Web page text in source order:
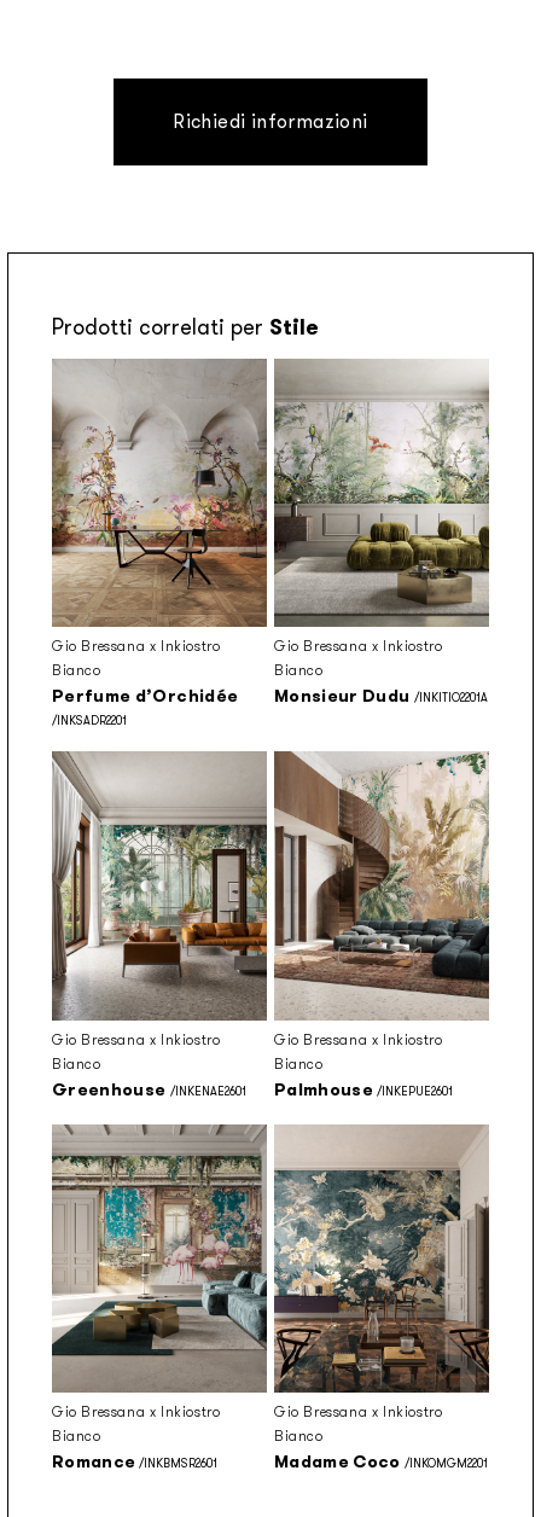
Richiedi informazioni
Prodotti correlati per Stile
Gio Bressana x Inkiostro
Bianco
Perfume d’Orchidée
/INKSADR2201
Gio Bressana x Inkiostro
Bianco
Monsieur Dudu /INKITIO2201A
Gio Bressana x Inkiostro
Bianco
Greenhouse /INKENAE2601
Gio Bressana x Inkiostro
Bianco
Palmhouse /INKEPUE2601
Gio Bressana x Inkiostro
Bianco
Romance /INKBMSR2601
Gio Bressana x Inkiostro
Bianco
Madame Coco /INKOMGM2201